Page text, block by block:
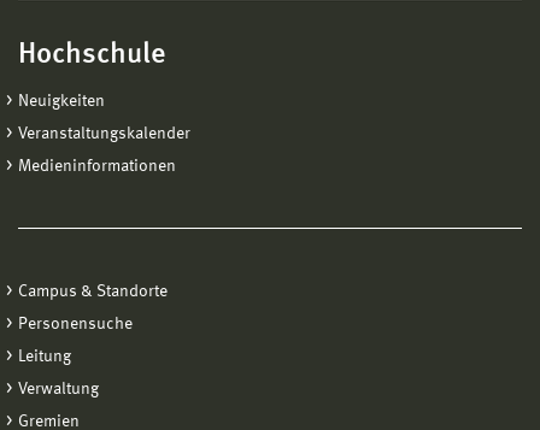
Hochschule
Neuigkeiten
Veranstaltungskalender
Medieninformationen
Campus & Standorte
Personensuche
Leitung
Verwaltung
Gremien